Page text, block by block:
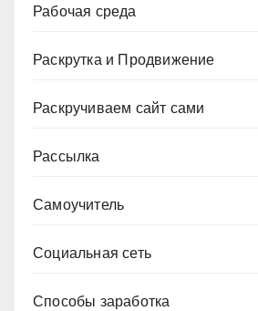
Рабочая среда
Раскрутка и Продвижение
Раскручиваем сайт сами
Рассылка
Самоучитель
Социальная сеть
Способы заработка